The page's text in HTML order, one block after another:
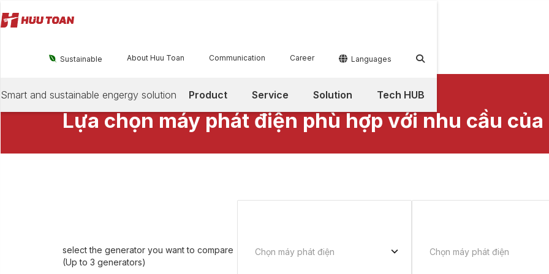
 Sustainable About Huu Toan Communication Career  Languages 
Product Service Solution Tech HUB
Smart and sustainable engergy solution
MÁY PHÁT ĐIỆN HỮU TOÀN
Lựa chọn máy phát điện phù hợp với nhu cầu của
select the generator you want to compare
(Up to 3 generators)